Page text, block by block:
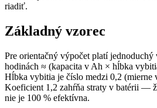
riadiť.
Základný vzorec
Pre orientačný výpočet platí jednoduchý
hodinách ≈ (kapacita v Ah × hĺbka
Hĺbka vybitia je číslo medzi 0,2 (mierne
Koeficient 1,2 zahŕňa straty v batérii —
nie je 100 % efektívna.